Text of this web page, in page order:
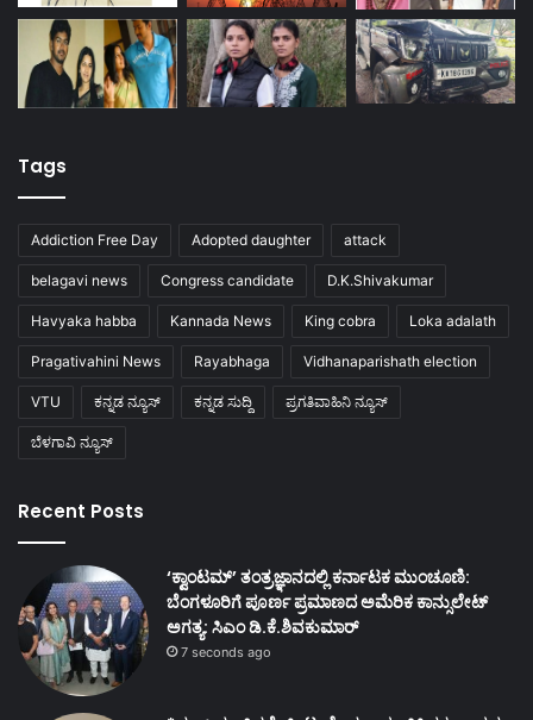
Tags
Addiction Free Day Adopted daughter attack
belagavi news Congress candidate D.K.Shivakumar
Havyaka habba Kannada News King cobra Loka adalath
Pragativahini News Rayabhaga Vidhanaparishath election
VTU ಕನ್ನಡ ನ್ಯೂಸ್ ಕನ್ನಡ ಸುದ್ದಿ ಪ್ರಗತಿವಾಹಿನಿ ನ್ಯೂಸ್
ಬೆಳಗಾವಿ ನ್ಯೂಸ್
Recent Posts
‘ಕ್ವಾಂಟಮ್’ ತಂತ್ರಜ್ಞಾನದಲ್ಲಿ ಕರ್ನಾಟಕ ಮುಂಚೂಣಿ:
ಬೆಂಗಳೂರಿಗೆ ಪೂರ್ಣ ಪ್ರಮಾಣದ ಅಮೆರಿಕ ಕಾನ್ಸುಲೇಟ್
ಅಗತ್ಯ: ಸಿಎಂ ಡಿ.ಕೆ.ಶಿವಕುಮಾರ್
7 seconds ago